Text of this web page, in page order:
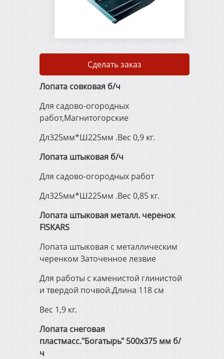
Сварочная проволока
ГОСТ 2246-70
Упаковочная
металлическая лента
Металлорежущий и
деревообрабатывающий
инструмент
Штукатурно-малярный
инструмент
Инженерная сантехника,
отопление и канализация
Электрика и освещение
Строительно-садовый
Электроинструмент
Сделать заказ
Лопата совковая б/ч
Для садово-огородных
работ,Магнитогорские
Дл325мм*Ш225мм .Вес 0,9 кг.
Лопата штыковая б/ч
Для садово-огородных работ
Дл325мм*Ш225мм .Вес 0,85 кг.
Лопата штыковая металл. черенок
FISKARS
Лопата штыковая с металлическим
черенком Заточенное лезвие
Для работы с каменистой глинистой
и твердой почвой.Длина 118 см
Вес 1,9 кг.
Лопата снеговая
пластмасc."Богатырь" 500х375 мм б/
ч